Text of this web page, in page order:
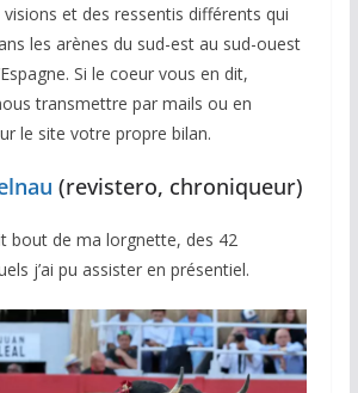
et des ressentis différents qui
les arènes du sud-est au sud-ouest
Si le coeur vous en dit,
transmettre par mails ou en
le site votre propre bilan.
(revistero, chroniqueur)
bout de ma lorgnette, des 42
j’ai pu assister en présentiel.